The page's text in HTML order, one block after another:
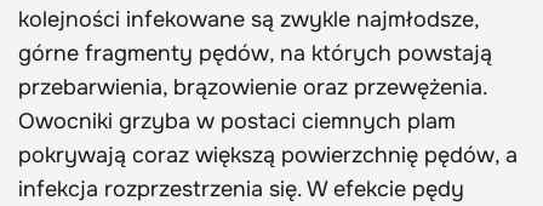
kolejności infekowane są zwykle najmłodsze,
górne fragmenty pędów, na których powstają
przebarwienia, brązowienie oraz przewężenia.
Owocniki grzyba w postaci ciemnych plam
pokrywają coraz większą powierzchnię pędów, a
infekcja rozprzestrzenia się. W efekcie pędy